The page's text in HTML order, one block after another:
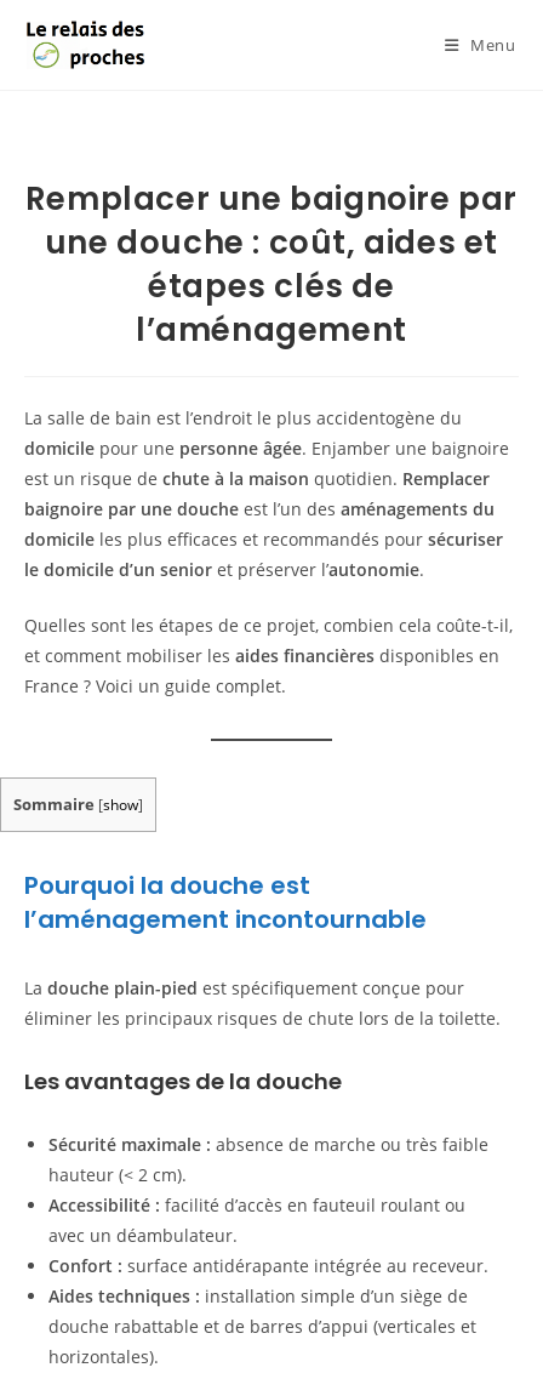
Menu
Remplacer une baignoire par
une douche : coût, aides et
étapes clés de
l’aménagement
La salle de bain est l’endroit le plus accidentogène du
domicile pour une personne âgée. Enjamber une baignoire
est un risque de chute à la maison quotidien. Remplacer
baignoire par une douche est l’un des aménagements du
domicile les plus efficaces et recommandés pour sécuriser
le domicile d’un senior et préserver l’autonomie.
Quelles sont les étapes de ce projet, combien cela coûte-t-il,
et comment mobiliser les aides financières disponibles en
France ? Voici un guide complet.
Sommaire [show]
Pourquoi la douche est
l’aménagement incontournable
La douche plain-pied est spécifiquement conçue pour
éliminer les principaux risques de chute lors de la toilette.
Les avantages de la douche
Sécurité maximale : absence de marche ou très faible
hauteur (< 2 cm).
Accessibilité : facilité d’accès en fauteuil roulant ou
avec un déambulateur.
Confort : surface antidérapante intégrée au receveur.
Aides techniques : installation simple d’un siège de
douche rabattable et de barres d’appui (verticales et
horizontales).